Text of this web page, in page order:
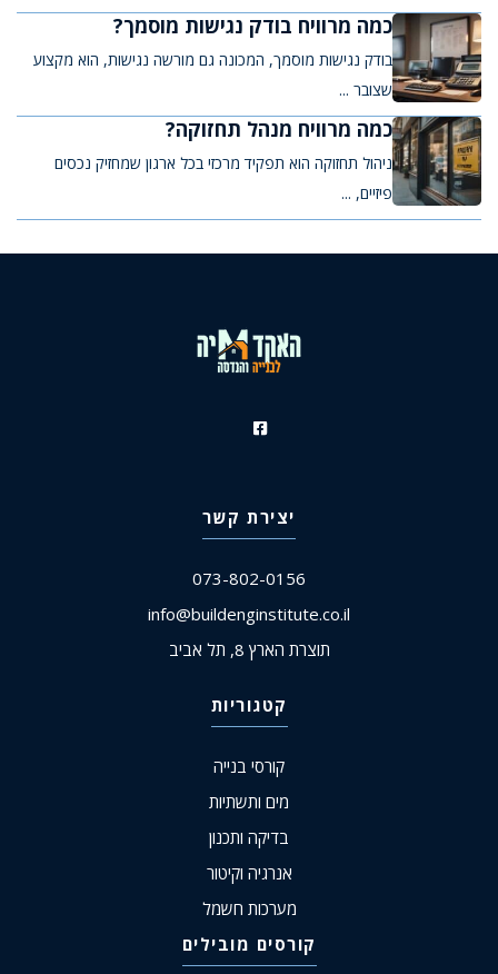
כמה מרוויח בודק נגישות מוסמך?
בודק נגישות מוסמך, המכונה גם מורשה נגישות, הוא מקצוע
שצובר ...
כמה מרוויח מנהל תחזוקה?
ניהול תחזוקה הוא תפקיד מרכזי בכל ארגון שמחזיק נכסים
פיזיים, ...
יצירת קשר
073-802-0156
info@buildenginstitute.co.il
תוצרת הארץ 8, תל אביב
קטגוריות
קורסי בנייה
מים ותשתיות
בדיקה ותכנון
אנרגיה וקיטור
מערכות חשמל
קורסים מובילים